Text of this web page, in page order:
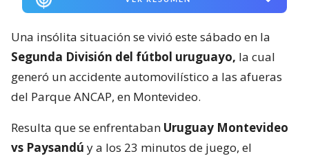
Una insólita situación se vivió este sábado en la
Segunda División del fútbol uruguayo, la cual
generó un accidente automovilístico a las afueras
del Parque ANCAP, en Montevideo.
Resulta que se enfrentaban Uruguay Montevideo
vs Paysandú y a los 23 minutos de juego, el